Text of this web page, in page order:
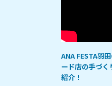
ANA FESTA羽
ード店の手づく
紹介！